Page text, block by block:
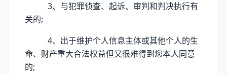
3、与犯罪侦查、起诉、审判和判决执行有
关的;
4、出于维护个人信息主体或其他个人的生
命、财产重大合法权益但又很难得到您本人同意
的;